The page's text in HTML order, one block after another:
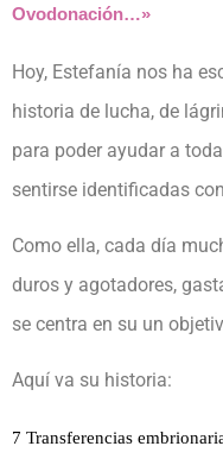
Ovodonación…»
Hoy, Estefanía nos ha
historia de lucha, de
para poder ayudar a
sentirse identificadas
Como ella, cada día
duros y agotadores,
se centra en su un
Aquí va su historia:
7 Transferencias